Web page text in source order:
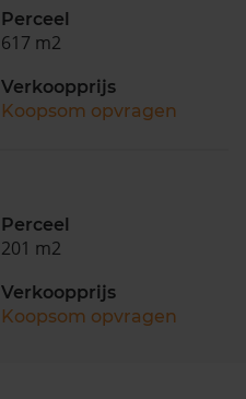
Perceel
617 m2
Verkoopprijs
Koopsom opvragen
Perceel
201 m2
Verkoopprijs
Koopsom opvragen